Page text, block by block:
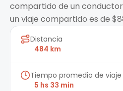
compartido de un
un viaje compartido es de
Distancia
484 km
Tiempo promedio de viaje
5 hs 33 min